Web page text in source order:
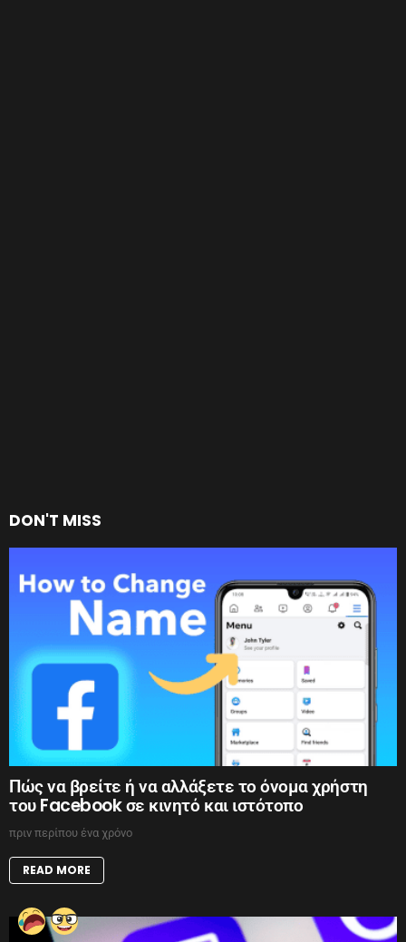
DON'T MISS
Πώς να βρείτε ή να αλλάξετε το όνομα χρήστη
του Facebook σε κινητό και ιστότοπο
πριν περίπου ένα χρόνο
READ MORE